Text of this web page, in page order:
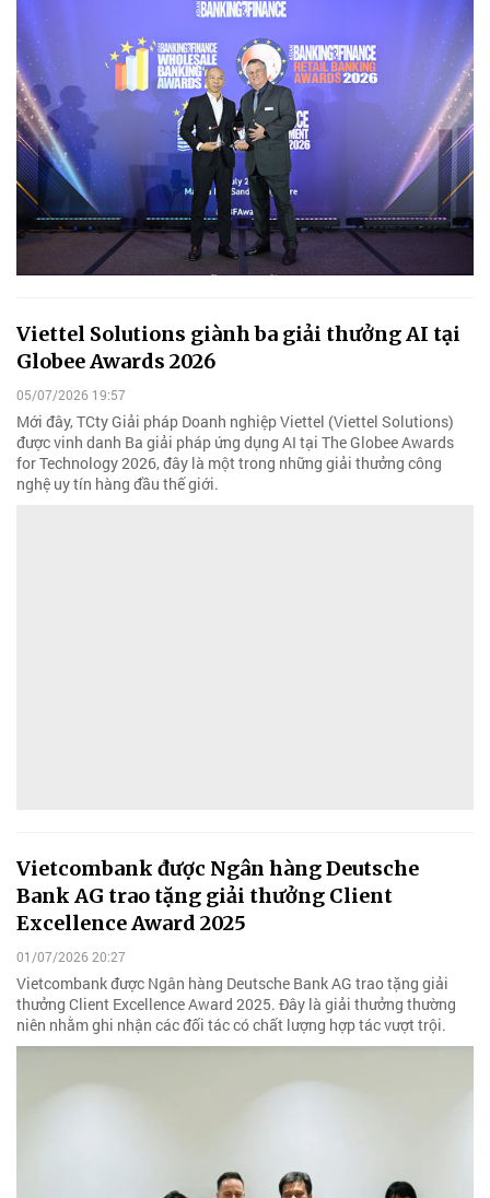
Viettel Solutions giành ba giải thưởng AI tại
Globee Awards 2026
05/07/2026 19:57
Mới đây, TCty Giải pháp Doanh nghiệp Viettel (Viettel Solutions)
được vinh danh Ba giải pháp ứng dụng AI tại The Globee Awards
for Technology 2026, đây là một trong những giải thưởng công
nghệ uy tín hàng đầu thế giới.
Vietcombank được Ngân hàng Deutsche
Bank AG trao tặng giải thưởng Client
Excellence Award 2025
01/07/2026 20:27
Vietcombank được Ngân hàng Deutsche Bank AG trao tặng giải
thưởng Client Excellence Award 2025. Đây là giải thưởng thường
niên nhằm ghi nhận các đối tác có chất lượng hợp tác vượt trội.